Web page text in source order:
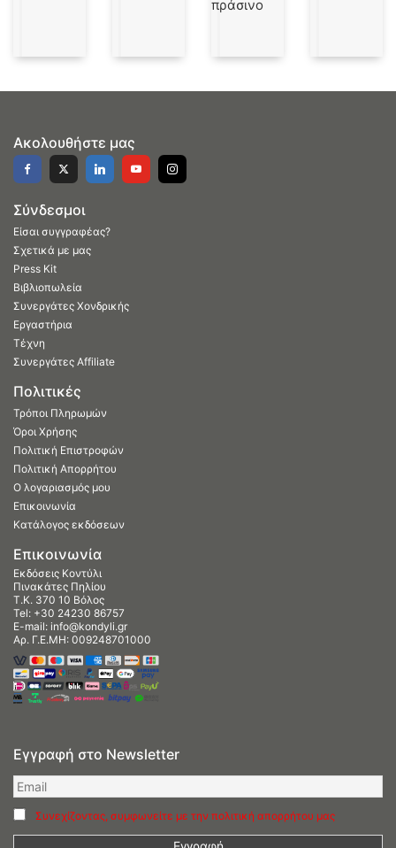
Ακολουθήστε μας
Σύνδεσμοι
Είσαι συγγραφέας?
Σχετικά με μας
Press Kit
Βιβλιοπωλεία
Συνεργάτες Χονδρικής
Εργαστήρια
Τέχνη
Συνεργάτες Affiliate
Πολιτικές
Τρόποι Πληρωμών
Όροι Χρήσης
Πολιτική Επιστροφών
Πολιτική Απορρήτου
Ο λογαριασμός μου
Επικοινωνία
Κατάλογος εκδόσεων
Επικοινωνία
Εκδόσεις Κοντύλι
Πινακάτες Πηλίου
Τ.Κ. 370 10 Βόλος
Tel: +30 24230 86757
E-mail: info@kondyli.gr
Αρ. Γ.Ε.ΜΗ: 009248701000
Εγγραφή στο Newsletter
Συνεχίζοντας, συμφωνείτε με την πολιτική απορρήτου μας